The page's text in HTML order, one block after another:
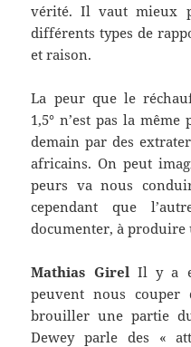
vérité. Il vaut mieux
différents types de
et raison.
La peur que le
1,5° n’est pas la
demain par des
africains. On peut
peurs va nous
cependant que
documenter, à produire
Mathias Girel Il y a
peuvent nous
brouiller une partie
Dewey parle des «